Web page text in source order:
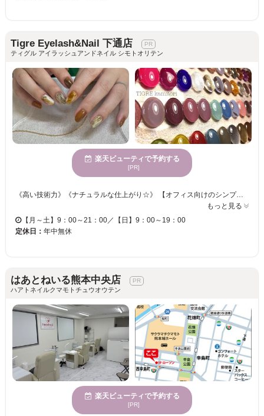
Tigre Eyelash&Nail 下通店
ティグル アイラッシュアンドネイル シモトオリテン
楽天ビューティで予約する
[PR]
《高い技術力》《ナチュラルな仕上がり☆》 【オフィス向けのシンプルなデザインからトレンドをふまえた華やかなデザインまで対応いたします♪】 大人可愛いデザインを叶えます！ネイル初心者様も、お好みのイメージをご相談ください。 なかなかデザインが決まらない方には、プロのネイリストにお任せ♪爪を美しく彩ります☆ スタッフ一同、お客様のご来店を心よりお待ちしております。
もっと見る
【月～土】9：00～21：00／【日】9：00～19：00
定休日： 年中無休
はあとねいる熊本中央店
ハアトネイルクマモトチュウオウテン
楽天ビューティで予約する
[PR]